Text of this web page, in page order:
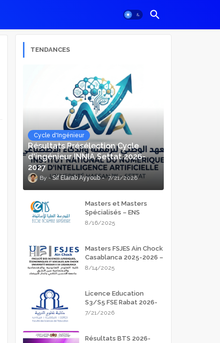
TENDANCES
Cycle d'Ingénieur
Résultats Présélection Cycle
d'ingénieur INNIA Settat 2026-
2027
Sif Elarab Ayyoub 7/21/2026
Masters et Masters
Spécialisés – ENS
Meknès 2025-2026
8/16/2025
Masters FSJES Ain Chock
Casablanca 2025-2026 –
Guide Complet des
8/14/2025
Licence Education
S3/S5 FSE Rabat 2026-
2027
7/21/2026
Résultats BTS 2026-